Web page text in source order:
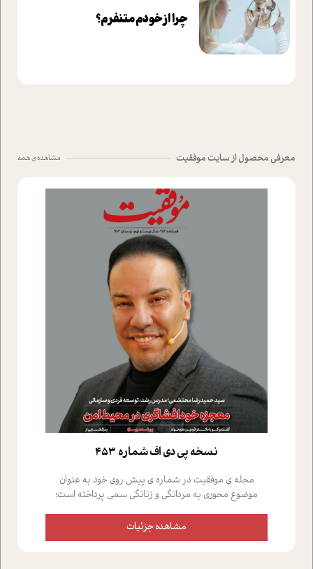
چرا از خودم متنفرم؟
معرفی محصول از سایت موفقیت مشاهده ی همه
نسخه پي دي اف شماره 453
مجله ی موفقیت در شماره ی پیش روی خود به عنوان
موضوع محوری به مردانگی و زنانگی سمی پرداخته است؛
علیخواه، جامعه شناس در بخش های مختلف تلاش کرده ایم
از دریچه های گوناگون به این موضوع مهم بپردازیم.فصل
مشاهده جزئیات